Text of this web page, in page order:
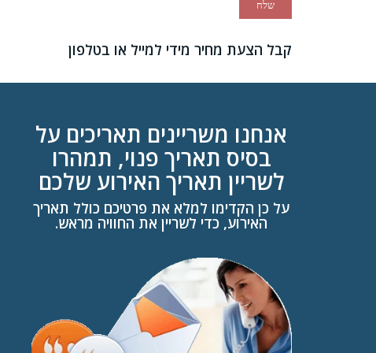
קבל הצעת מחיר מידי למייל או בטלפון
אנחנו משריינים תאריכים על
בסיס תאריך פנוי, תמהרו
לשריין תאריך האירוע שלכם
על כן הקדימו למלא את פרטיכם כולל תאריך
האירוע, כדי לשריין את החוויה מראש.